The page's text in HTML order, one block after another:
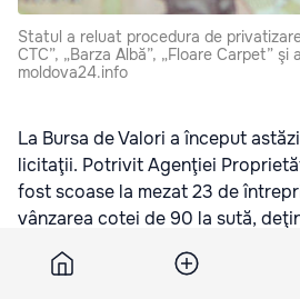
Statul a reluat procedura de
CTC”, „Barza Albă”, „Floare Carpet”
moldova24.info
La Bursa de Valori a început
licitaţii. Potrivit Agenţiei
fost scoase la mezat 23 de
vânzarea cotei de 90 la sută,
acţiuni „Tutun CTC”, statul speră
de milioane de lei.